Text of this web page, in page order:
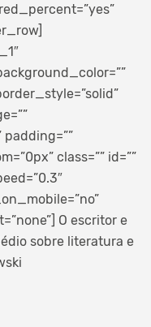
class=”” id=””
O escritor e
sobre literatura e